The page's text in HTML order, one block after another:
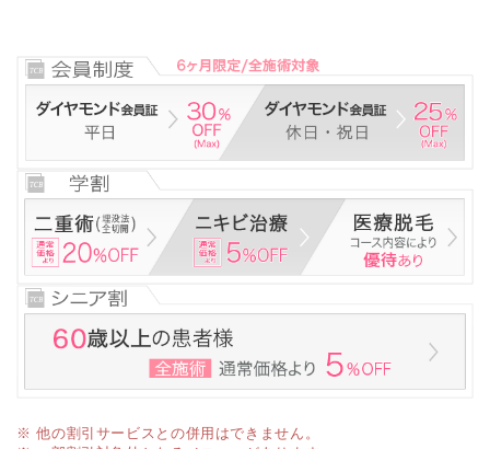
※ 他の割引サービスとの併用はできません。